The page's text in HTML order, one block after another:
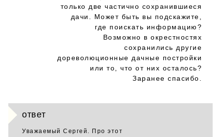
только две частично сохранившиеся
дачи. Может быть вы подскажите,
где поискать информацию?
Возможно в окрестностях
сохранились другие
дореволюционные дачные постройки
или то, что от них осталось?
Заранее спасибо.
ответ
Уважаемый Сергей. Про этот